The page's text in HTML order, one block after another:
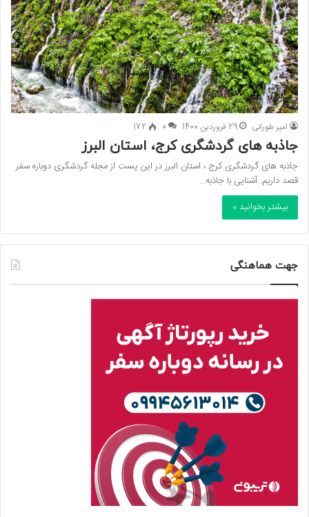
امیر طورانی 29 فروردین 1400 0
172
جاذبه های گردشگری کرج، استان البرز
جاذبه های گردشگری کرج ، استان البرز در این پست از مجله گردشگری دوباره سفر
قصد داریم. آشنایی با جاذبه…
بیشتر بخوانید »
جهت هماهنگی